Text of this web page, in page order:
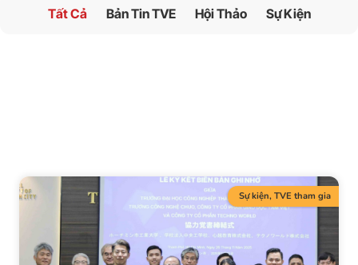
Bản Tin TVE Hội Thảo Sự Kiện
Tất Cả
Sự kiện, TVE tham gia